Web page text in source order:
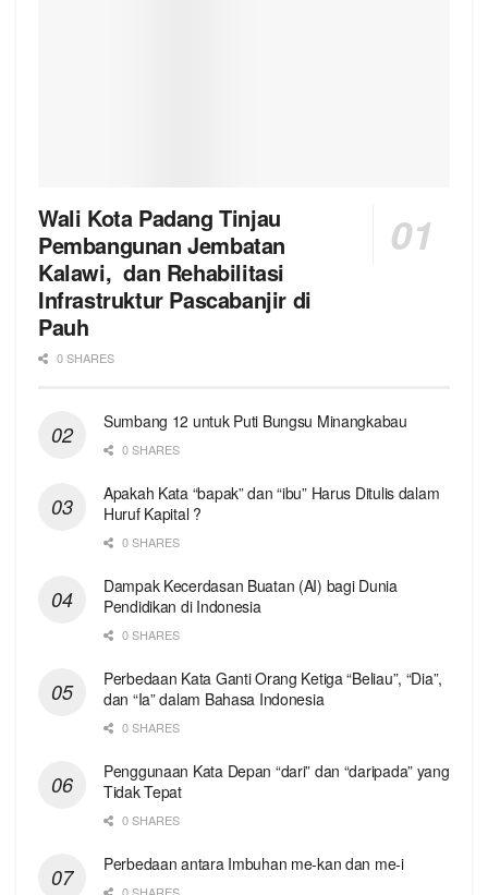
Wali Kota Padang Tinjau
Pembangunan Jembatan
Kalawi, dan Rehabilitasi
Infrastruktur Pascabanjir di
Pauh
0 SHARES
Sumbang 12 untuk Puti Bungsu Minangkabau
0 SHARES
Apakah Kata “bapak” dan “ibu” Harus Ditulis dalam
Huruf Kapital ?
0 SHARES
Dampak Kecerdasan Buatan (AI) bagi Dunia
Pendidikan di Indonesia
0 SHARES
Perbedaan Kata Ganti Orang Ketiga “Beliau”, “Dia”,
dan “Ia” dalam Bahasa Indonesia
0 SHARES
Penggunaan Kata Depan “dari” dan “daripada” yang
Tidak Tepat
0 SHARES
Perbedaan antara Imbuhan me-kan dan me-i
0 SHARES